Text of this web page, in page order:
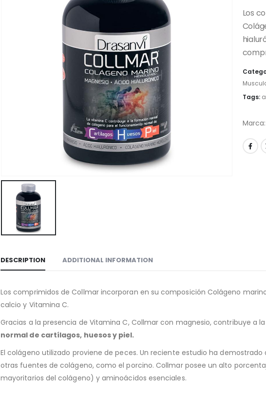
Los
Tags:
Marca:
DESCRIPTION ADDITIONAL INFORMATION
Los comprimidos de Collmar incorporan en su composición Colágeno
calcio y Vitamina C.
Gracias a la presencia de Vitamina C, Collmar con magnesio, contribuye a
normal de cartílagos, huesos y piel.
El colágeno utilizado proviene de peces. Un reciente estudio ha
otras fuentes de colágeno, como el porcino. Collmar posee un alto
mayoritarios del colágeno) y aminoácidos esenciales.